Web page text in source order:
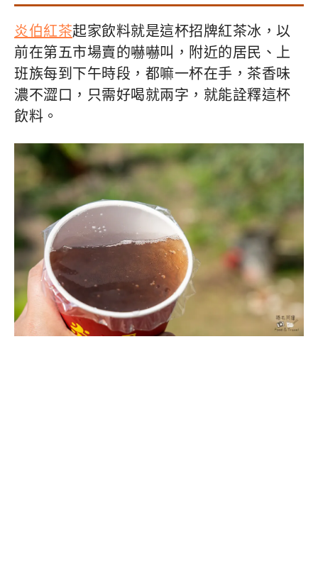
炎伯紅茶起家飲料就是這杯招牌紅茶冰，以
前在第五市場賣的嚇嚇叫，附近的居民、上
班族每到下午時段，都嘛一杯在手，茶香味
濃不澀口，只需好喝就兩字，就能詮釋這杯
飲料。